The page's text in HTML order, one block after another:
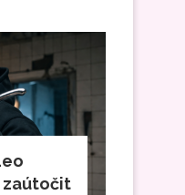
zaútočit